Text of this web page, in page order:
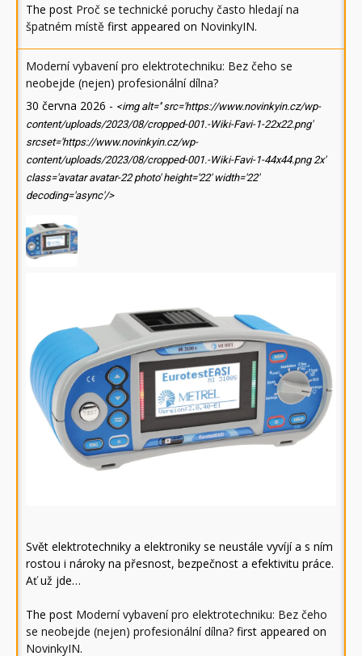
The post Proč se technické poruchy často hledají na
špatném místě first appeared on NovinkyIN.
Moderní vybavení pro elektrotechniku: Bez čeho se
neobejde (nejen) profesionální dílna?
30 června 2026 - <img alt='' src='https://www.novinkyin.cz/wp-
content/uploads/2023/08/cropped-001.-Wiki-Favi-1-22x22.png'
srcset='https://www.novinkyin.cz/wp-
content/uploads/2023/08/cropped-001.-Wiki-Favi-1-44x44.png 2x'
class='avatar avatar-22 photo' height='22' width='22'
decoding='async'/>
Svět elektrotechniky a elektroniky se neustále vyvíjí a s ním
rostou i nároky na přesnost, bezpečnost a efektivitu práce.
Ať už jde…
The post Moderní vybavení pro elektrotechniku: Bez čeho
se neobejde (nejen) profesionální dílna? first appeared on
NovinkyIN.